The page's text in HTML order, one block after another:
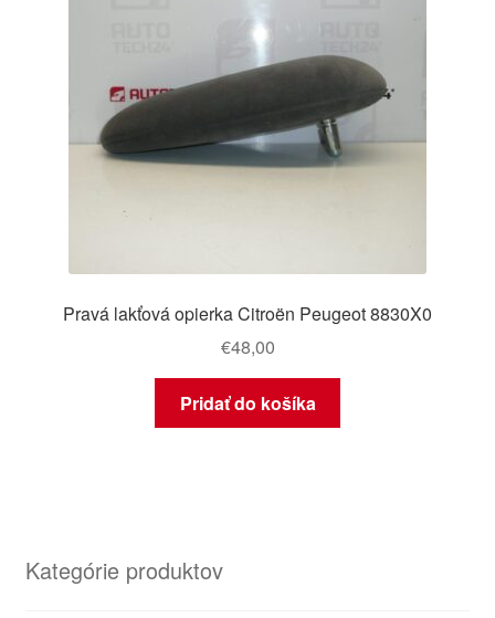
Pravá lakťová opierka Citroën Peugeot 8830X0
€48,00
Pridať do košíka
Kategórie produktov